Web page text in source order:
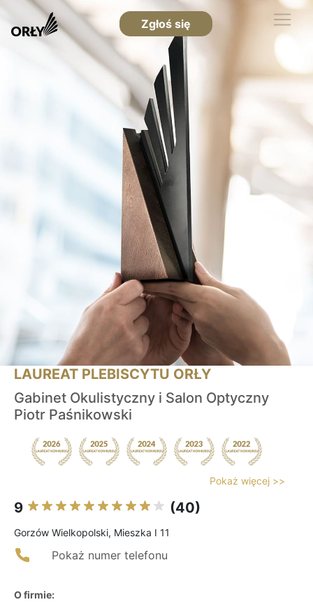
Zgłoś się
LAUREAT PLEBISCYTU ORŁY
Gabinet Okulistyczny i Salon Optyczny
Piotr Paśnikowski
Pokaż więcej >>
9 (40)
Gorzów Wielkopolski, Mieszka I 11
Pokaż numer telefonu
O firmie: